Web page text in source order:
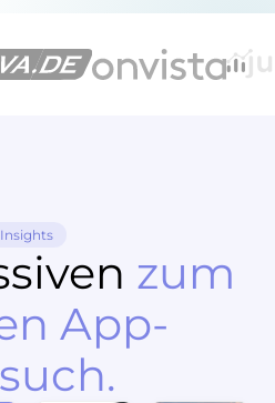
Insights
zum
App-